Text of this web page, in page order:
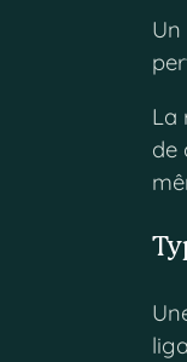
La
de